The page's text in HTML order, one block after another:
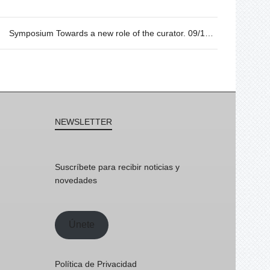
NEWSLETTER
Suscríbete para recibir noticias y
novedades
Únete
Política de Privacidad